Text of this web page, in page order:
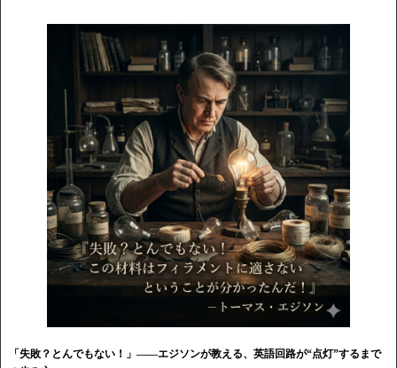
「失敗？とんでもない！」——エジソンが教える、英語回路が“点灯”するまで